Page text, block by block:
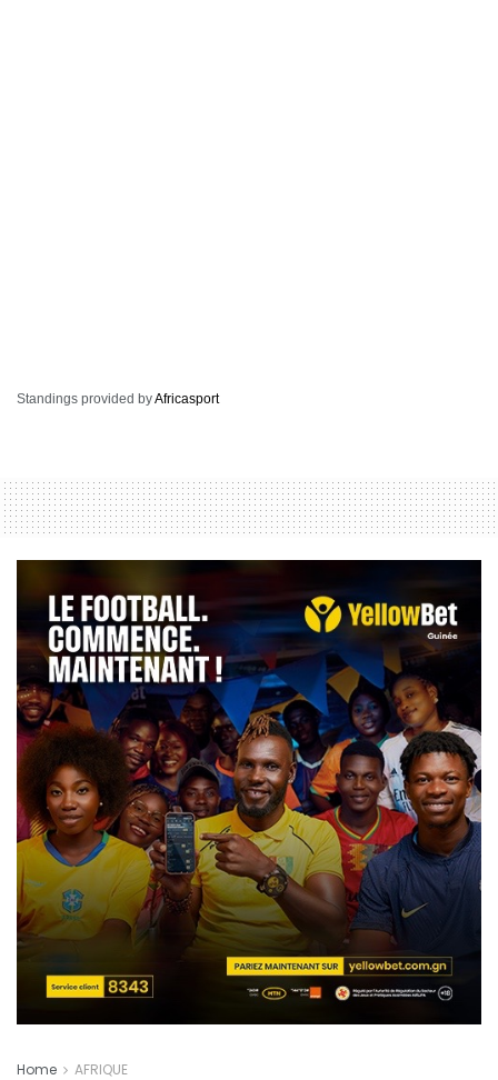
Standings provided byAfricasport
Home AFRIQUE